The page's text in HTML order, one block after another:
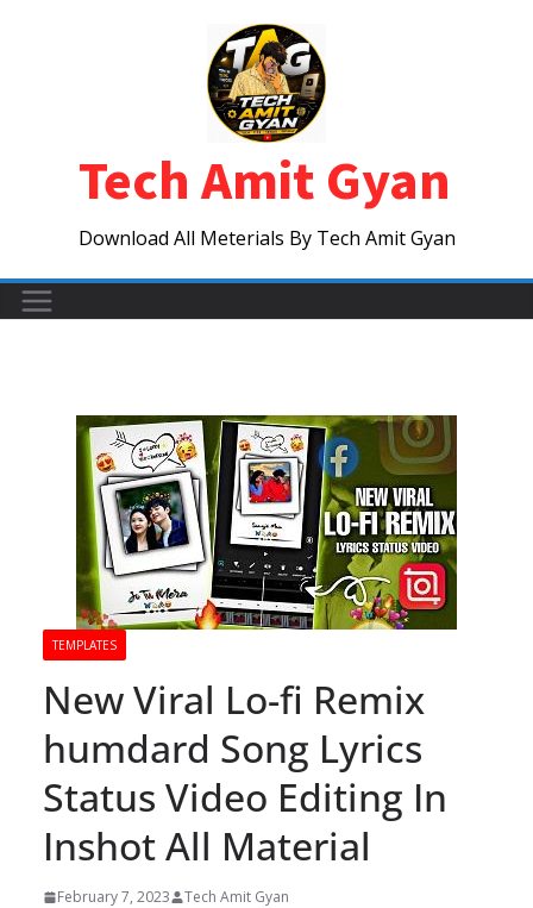
Tech Amit Gyan
Download All Meterials By Tech Amit Gyan
TEMPLATES
New Viral Lo-fi Remix
humdard Song Lyrics
Status Video Editing In
Inshot All Material
February 7, 2023 Tech Amit Gyan